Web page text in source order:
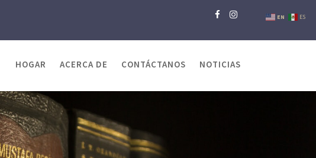
HOGAR ACERCA DE CONTÁCTANOS NOTICIAS
EN ES